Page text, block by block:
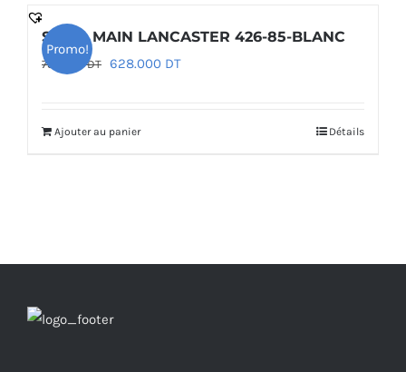
Promo!
SAC À MAIN LANCASTER 426-85-BLANC
785.000DT Le
était :
628.000 DTLe
Ajouter au panier Détails